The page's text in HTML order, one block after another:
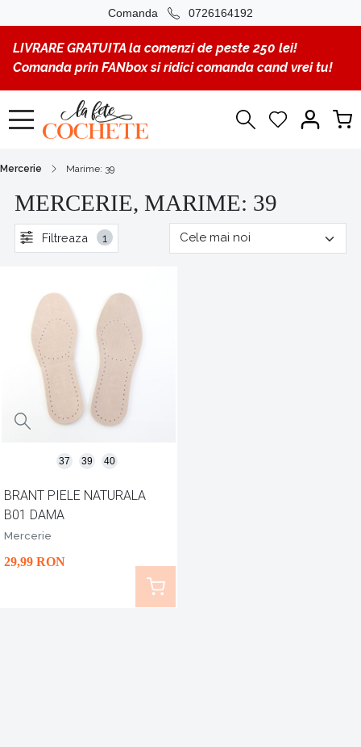
Comanda 0726164192
LIVRARE GRATUITA la comenzi de peste 250 lei!
Comanda prin FANbox si ridici comanda cand vrei tu!
Mercerie Marime: 39
MERCERIE, MARIME: 39
Filtreaza 1
BRANT PIELE NATURALA
B01 DAMA
Mercerie
29,99 RON
37 39 40